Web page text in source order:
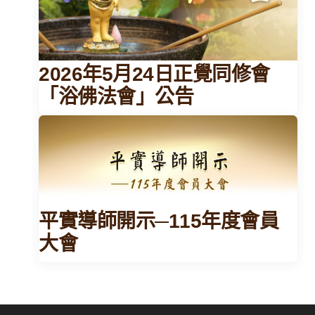
2026年5月24日正覺同修會
「浴佛法會」公告
平實導師開示─115年度會員
大會